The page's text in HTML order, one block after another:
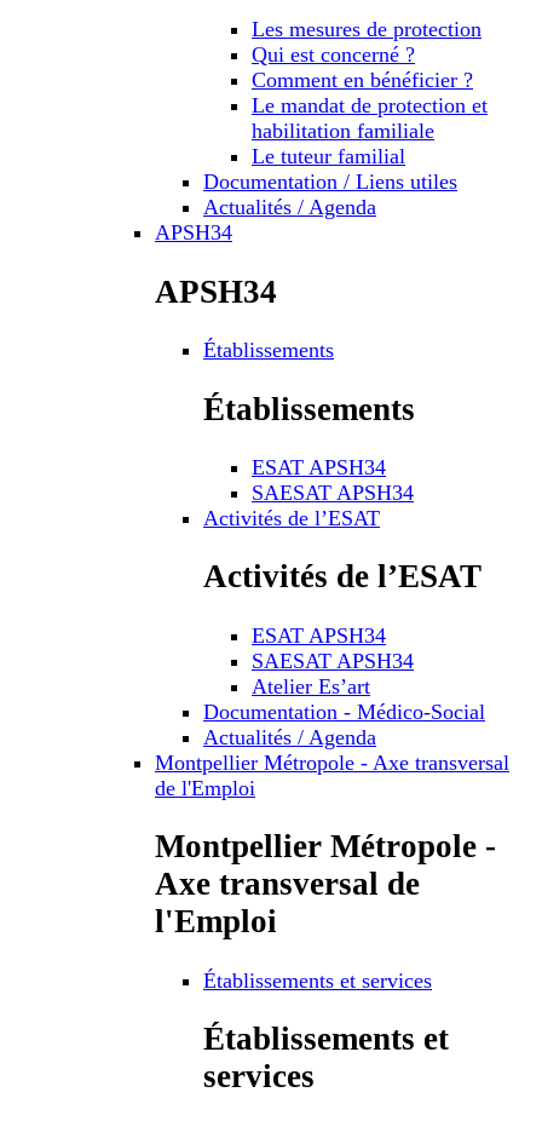
Les mesures de protection
Qui est concerné ?
Comment en bénéficier ?
Le mandat de protection et
habilitation familiale
Le tuteur familial
Documentation / Liens utiles
Actualités / Agenda
APSH34
APSH34
Établissements
Établissements
ESAT APSH34
SAESAT APSH34
Activités de l’ESAT
Activités de l’ESAT
ESAT APSH34
SAESAT APSH34
Atelier Es’art
Documentation - Médico-Social
Actualités / Agenda
Montpellier Métropole - Axe transversal
de l'Emploi
Montpellier Métropole -
Axe transversal de
l'Emploi
Établissements et services
Établissements et
services